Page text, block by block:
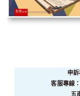
申
客服專線